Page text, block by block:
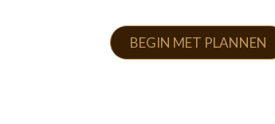
BEGIN MET PLANNEN